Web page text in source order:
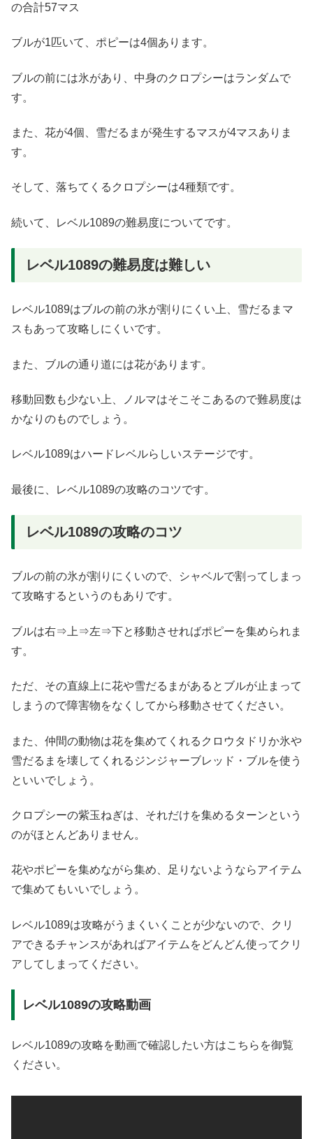
の合計57マス
ブルが1匹いて、ポピーは4個あります。
ブルの前には氷があり、中身のクロプシーはランダムで
す。
また、花が4個、雪だるまが発生するマスが4マスありま
す。
そして、落ちてくるクロプシーは4種類です。
続いて、レベル1089の難易度についてです。
レベル1089の難易度は難しい
レベル1089はブルの前の氷が割りにくい上、雪だるまマ
スもあって攻略しにくいです。
また、ブルの通り道には花があります。
移動回数も少ない上、ノルマはそこそこあるので難易度は
かなりのものでしょう。
レベル1089はハードレベルらしいステージです。
最後に、レベル1089の攻略のコツです。
レベル1089の攻略のコツ
ブルの前の氷が割りにくいので、シャベルで割ってしまっ
て攻略するというのもありです。
ブルは右⇒上⇒左⇒下と移動させればポピーを集められま
す。
ただ、その直線上に花や雪だるまがあるとブルが止まって
しまうので障害物をなくしてから移動させてください。
また、仲間の動物は花を集めてくれるクロウタドリか氷や
雪だるまを壊してくれるジンジャーブレッド・ブルを使う
といいでしょう。
クロプシーの紫玉ねぎは、それだけを集めるターンという
のがほとんどありません。
花やポピーを集めながら集め、足りないようならアイテム
で集めてもいいでしょう。
レベル1089は攻略がうまくいくことが少ないので、クリ
アできるチャンスがあればアイテムをどんどん使ってクリ
アしてしまってください。
レベル1089の攻略動画
レベル1089の攻略を動画で確認したい方はこちらを御覧
ください。